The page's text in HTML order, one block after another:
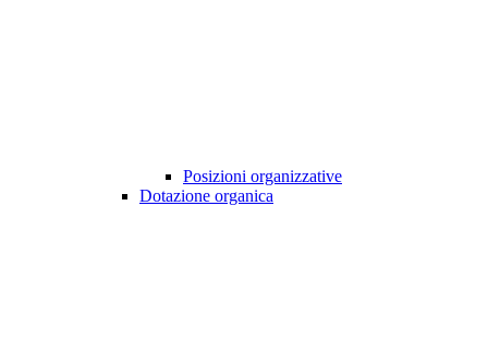
Posizioni organizzative
Dotazione organica